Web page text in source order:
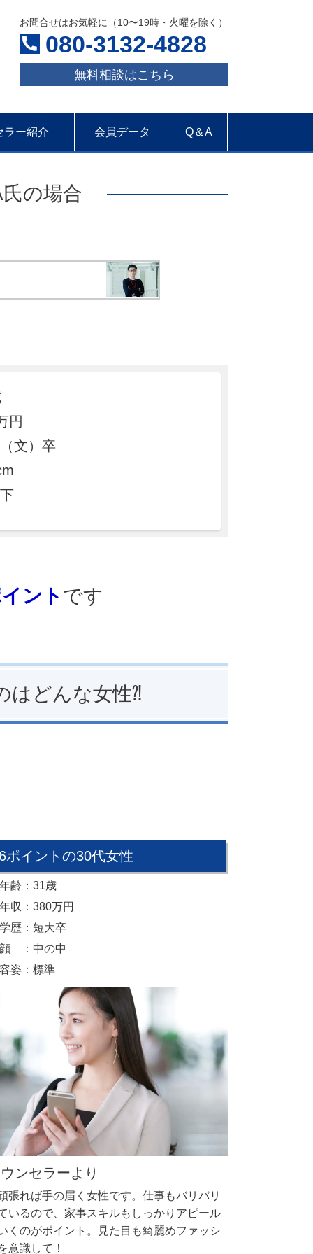
お問合せはお気軽に（10〜19時・火曜を除く）
080-3132-4828
無料相談はこちら
ラー紹介 会員データ Q＆A
の場合
円
文）卒
ント です
はどんな女性⁈
ポイントの30代女性
年齢：31歳
年収：380万円
学歴：短大卒
顔 ：中の中
容姿：標準
ンセラーより
張れば手の届く女性です。仕事もバリバリ
いるので、家事スキルもしっかりアピール
くのがポイント。見た目も綺麗めファッシ
意識して！